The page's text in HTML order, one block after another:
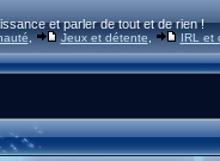
et parler de tout et de rien !
, Jeux et détente, IRL et